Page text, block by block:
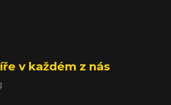
v každém z nás